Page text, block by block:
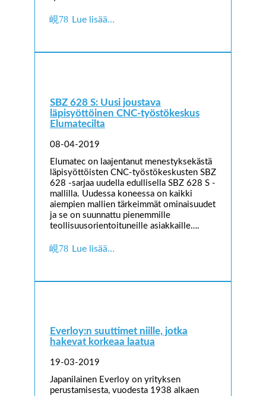
Lue lisää…
SBZ 628 S: Uusi joustava
läpisyöttöinen CNC-työstökeskus
Elumatecilta
08-04-2019
Elumatec on laajentanut menestyksekästä
läpisyöttöisten CNC-työstökeskusten SBZ
628 -sarjaa uudella edullisella SBZ 628 S -
mallilla. Uudessa koneessa on kaikki
aiempien mallien tärkeimmät ominaisuudet
ja se on suunnattu pienemmille
teollisuusorientoituneille asiakkaille….
Lue lisää…
Everloy:n suuttimet niille, jotka
hakevat korkeaa laatua
19-03-2019
Japanilainen Everloy on yrityksen
perustamisesta, vuodesta 1938 alkaen